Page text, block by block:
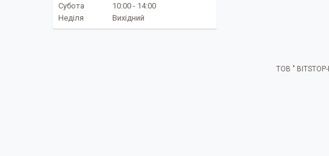
Субота
10:00
14:00
Неділя
Вихідний